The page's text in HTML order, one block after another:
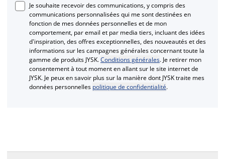
Je souhaite recevoir des communications, y compris des
communications personnalisées qui me sont destinées en
fonction de mes données personnelles et de mon
comportement, par email et par media tiers, incluant des idées
d'inspiration, des offres exceptionnelles, des nouveautés et des
informations sur les campagnes générales concernant toute la
gamme de produits JYSK.Conditions générales. Je retirer mon
consentement à tout moment en allant sur le site internet de
JYSK. Je peux en savoir plus sur la manière dont JYSK traite mes
données personnelles politique de confidentialité.